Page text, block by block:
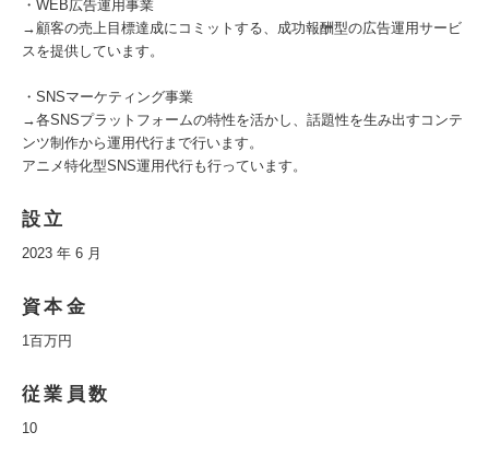
・WEB広告運用事業
→顧客の売上目標達成にコミットする、成功報酬型の広告運用サービ
スを提供しています。
・SNSマーケティング事業
→各SNSプラットフォームの特性を活かし、話題性を生み出すコンテ
ンツ制作から運用代行まで行います。
アニメ特化型SNS運用代行も行っています。
設立
2023 年 6 月
資本金
1百万円
従業員数
10